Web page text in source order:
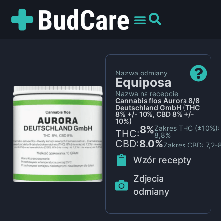
Nazwa odmiany
Equiposa
Nazwa na recepcie
Cannabis flos Aurora 8/8
Deutschland GmbH (THC
8% +/- 10%, CBD 8% +/-
10%)
THC:8%Zakres THC (±10%):
8,8%
CBD:8.0%Zakres CBD: 7,2-
Wzór recepty
Zdjecia
odmiany